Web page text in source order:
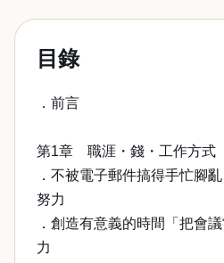
目錄
．前言
第1章 職涯・錢・工作方式
．不被電子郵件搞得手忙腳
努力
．創造有意義的時間「把會
力